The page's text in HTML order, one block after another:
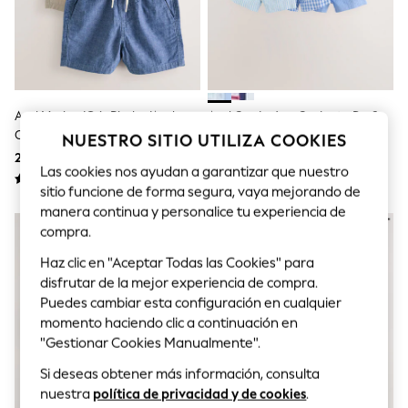
Sets & Outfits
Tops
T-Shirts
Nightwear & Pyjamas
Trousers & Leggings
Bodysuits & Vests
Shirts & Blouses
Shorts & Skirts
Jeans
Jumpsuits & Playsuits
All Holiday Shop
Tops
Shorts
Skirts
Sandals & Sliders
Rash Vests
Sun Safe Swimwear
Sun Hats & Caps
Shop All Footwear
New In
Trainers & Pumps
Azul Marino/gris Piedra/azul
Cambray - Pack 3 De Pantalones
Cortos Sin Cierres (3meses-
7años)
22 € - 28 €
Azul Con León - Conjunto De 6
Piezas Con Camisetas Y
Meses-3 Años)
NUESTRO SITIO UTILIZA COOKIES
Las cookies nos ayudan a garantizar que nuestro
sitio funcione de forma segura, vaya mejorando de
manera continua y personalice tu experiencia de
compra.
Haz clic en "Aceptar Todas las Cookies" para
disfrutar de la mejor experiencia de compra.
Puedes cambiar esta configuración en cualquier
momento haciendo clic a continuación en
"Gestionar Cookies Manualmente".
Si deseas obtener más información, consulta
nuestra política de privacidad y de cookies.